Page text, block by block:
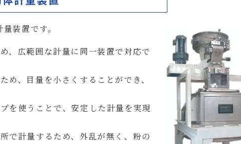
装置です。
、広範囲な計量に同一装置で対応で
め、目量を小さくすることができ、
を使うことで、安定した計量を実現
で計量するため、外乱が無く、粉の